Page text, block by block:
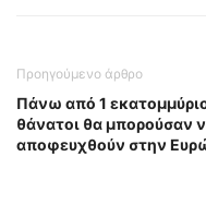
Προηγούμενο άρθρο
Πάνω από 1
θάνατοι θα μπορούσαν
αποφευχθούν στην